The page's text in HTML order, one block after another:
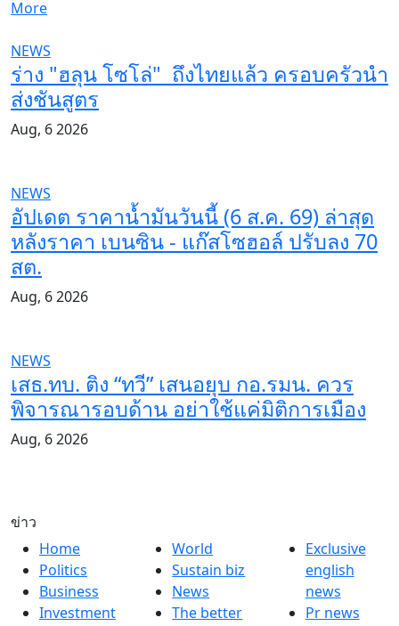
More
NEWS
ร่าง "ฮลุน โซโล่" ถึงไทยแล้ว ครอบครัวนำ
ส่งชันสูตร
Aug, 6 2026
NEWS
อัปเดต ราคาน้ำมันวันนี้ (6 ส.ค. 69) ล่าสุด
หลังราคา เบนซิน - แก๊สโซฮอล์ ปรับลง 70
สต.
Aug, 6 2026
NEWS
เสธ.ทบ. ติง “ทวี” เสนอยุบ กอ.รมน. ควร
พิจารณารอบด้าน อย่าใช้แค่มิติการเมือง
Aug, 6 2026
ข่าว
Home
Politics
Business
Investment
World
Sustain biz
News
The better
Exclusive
english
news
Pr news